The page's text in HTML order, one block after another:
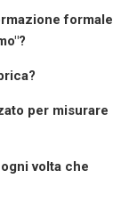
formale
per misurare
volta che